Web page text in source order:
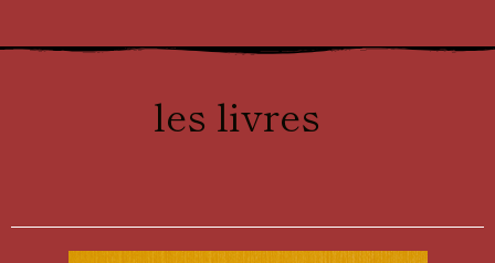
les livres